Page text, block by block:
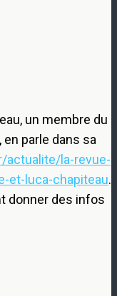
un membre du
parle dans sa
la-revue-
et-luca-chapiteau.
donner des infos